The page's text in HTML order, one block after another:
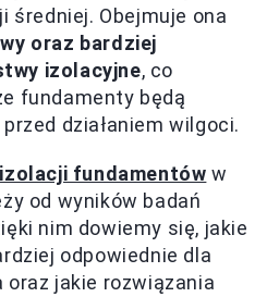
średniej. Obejmuje ona
oraz bardziej
izolacyjne, co
fundamenty będą
działaniem wilgoci.
izolacji fundamentów w
od wyników badań
nim dowiemy się, jakie
odpowiednie dla
oraz jakie rozwiązania